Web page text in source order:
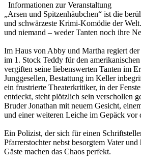
Informationen zur Veranstaltung
„Arsen und Spitzenhäubchen“ ist die
und schwärzeste Krimi-Komödie der
und niemand – weder Tanten noch ihre
Im Haus von Abby und Martha regiert
im 1. Stock Teddy für den
vergiften seine liebenswerten Tanten im
Junggesellen, Bestattung im Keller
ein frustrierte Theaterkritiker, in der
entdeckt, steht plötzlich sein verschollen
Bruder Jonathan mit neuem Gesicht,
und einer weiteren Leiche im Gepäck vor
Ein Polizist, der sich für einen
Pfarrerstochter nebst besorgtem Vater
Gäste machen das Chaos perfekt.